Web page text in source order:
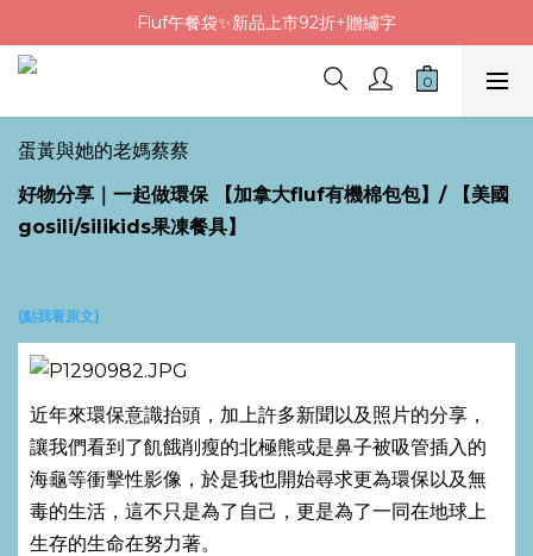
Fluf午餐袋✨新品上市92折+贈繡字
Fluf午餐袋✨新品上市92折+贈繡字
三色碗組上市🍚贈中英文姓名&【水果】雷雕
🦉韓國小眾包包品牌5折
Fluf午餐袋✨新品上市92折+贈繡字
蛋黃與她的老媽蔡蔡
好物分享｜一起做環保 【加拿大fluf有機棉包包】/ 【美國
gosili/silikids果凍餐具】
(點我看原文)
近年來環保意識抬頭，加上許多新聞以及照片的分享，
讓我們看到了飢餓削瘦的北極熊或是鼻子被吸管插入的
海龜等衝擊性影像，於是我也開始尋求更為環保以及無
毒的生活，這不只是為了自己，更是為了一同在地球上
生存的生命在努力著。